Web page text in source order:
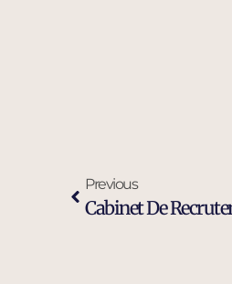
Previous
Cabinet De